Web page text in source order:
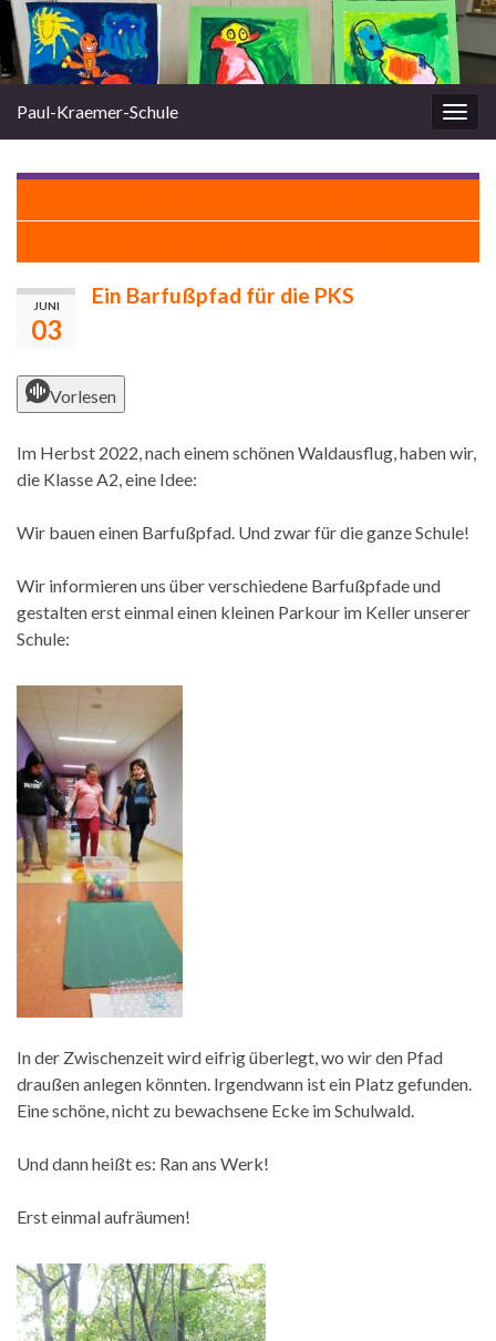
Paul-Kraemer-Schule
JUNI
03
Ein Barfußpfad für die PKS
Vorlesen
Im Herbst 2022, nach einem schönen Waldausflug, haben wir,
die Klasse A2, eine Idee:
Wir bauen einen Barfußpfad. Und zwar für die ganze Schule!
Wir informieren uns über verschiedene Barfußpfade und
gestalten erst einmal einen kleinen Parkour im Keller unserer
Schule:
In der Zwischenzeit wird eifrig überlegt, wo wir den Pfad
draußen anlegen könnten. Irgendwann ist ein Platz gefunden.
Eine schöne, nicht zu bewachsene Ecke im Schulwald.
Und dann heißt es: Ran ans Werk!
Erst einmal aufräumen!